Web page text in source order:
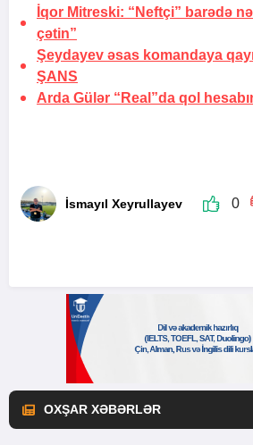
İqor Mitreski: “Neftçi” barədə
çətin”
Şeydayev əsas komandaya
ŞANS
Arda Gülər “Real”da qol
İsmayıl Xeyrullayev 0
OXŞAR XƏBƏRLƏR